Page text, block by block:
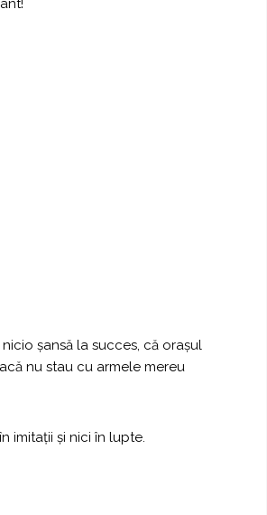
șansă la succes, că orașul
nu stau cu armele mereu
imitații și nici în lupte.